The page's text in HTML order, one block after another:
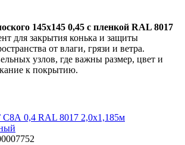
145х145 0,45 с пленкой RAL 8017
для закрытия конька и защиты
от влаги, грязи и ветра.
узлов, где важны размер, цвет и
к покрытию.